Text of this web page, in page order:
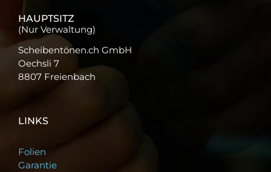
HAUPTSITZ
(Nur Verwaltung)
Scheibentönen.ch GmbH
Oechsli 7
8807 Freienbach
LINKS
Folien
Garantie